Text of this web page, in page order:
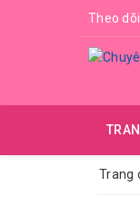
Theo
Trang